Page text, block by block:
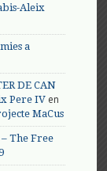
Aleix
a
DE CAN
Pere IV en
MaCus
The Free